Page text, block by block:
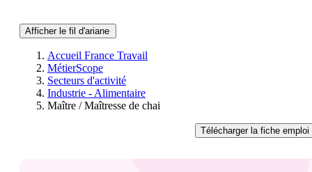
Afficher le fil d'ariane
Accueil France Travail
MétierScope
Secteurs d'activité
Industrie - Alimentaire
Maître / Maîtresse de chai
Télécharger la fiche emploi